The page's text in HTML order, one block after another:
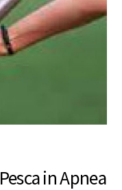
in Apnea